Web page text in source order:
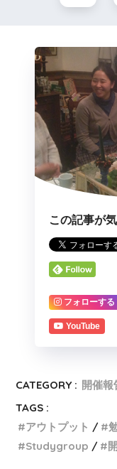
この記事が
フォローする
YouTube
CATEGORY : 開催報
TAGS :
アウトプット
Studygroup